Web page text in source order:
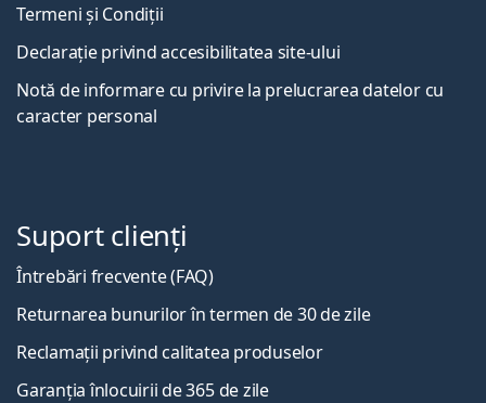
Termeni și Condiții
Declarație privind accesibilitatea site-ului
Notă de informare cu privire la prelucrarea datelor cu
caracter personal
Suport clienți
Întrebări frecvente (FAQ)
Returnarea bunurilor în termen de 30 de zile
Reclamații privind calitatea produselor
Garanția înlocuirii de 365 de zile